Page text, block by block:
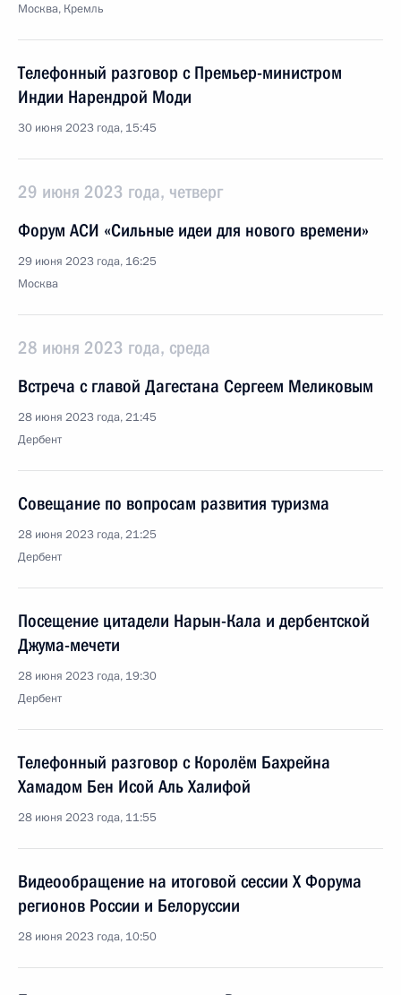
Москва, Кремль
Телефонный разговор с Премьер-министром
Индии Нарендрой Моди
30 июня 2023 года, 15:45
29 июня 2023 года, четверг
Форум АСИ «Сильные идеи для нового времени»
29 июня 2023 года, 16:25
Москва
28 июня 2023 года, среда
Встреча с главой Дагестана Сергеем Меликовым
28 июня 2023 года, 21:45
Дербент
Совещание по вопросам развития туризма
28 июня 2023 года, 21:25
Дербент
Посещение цитадели Нарын-Кала и дербентской
Джума-мечети
28 июня 2023 года, 19:30
Дербент
Телефонный разговор с Королём Бахрейна
Хамадом Бен Исой Аль Халифой
28 июня 2023 года, 11:55
Видеообращение на итоговой сессии X Форума
регионов России и Белоруссии
28 июня 2023 года, 10:50